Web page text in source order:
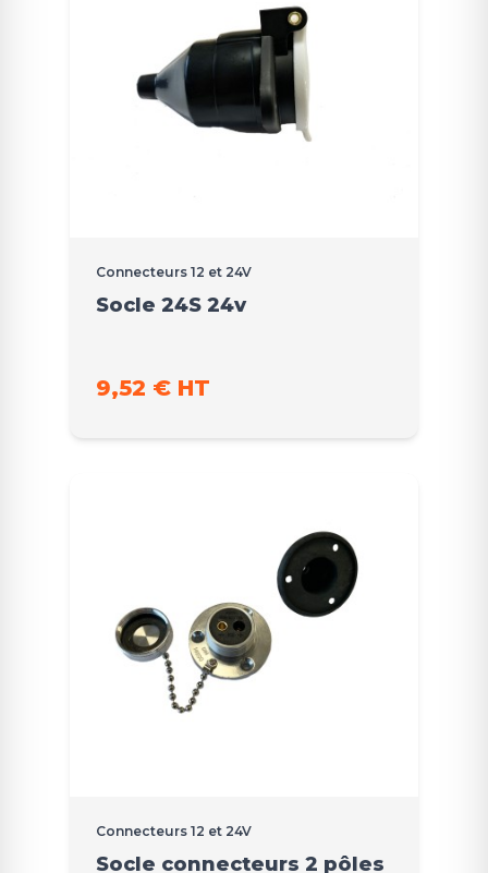
Connecteurs 12 et 24V
Socle 24S 24v
9,52 € HT
Connecteurs 12 et 24V
Socle connecteurs 2 pôles